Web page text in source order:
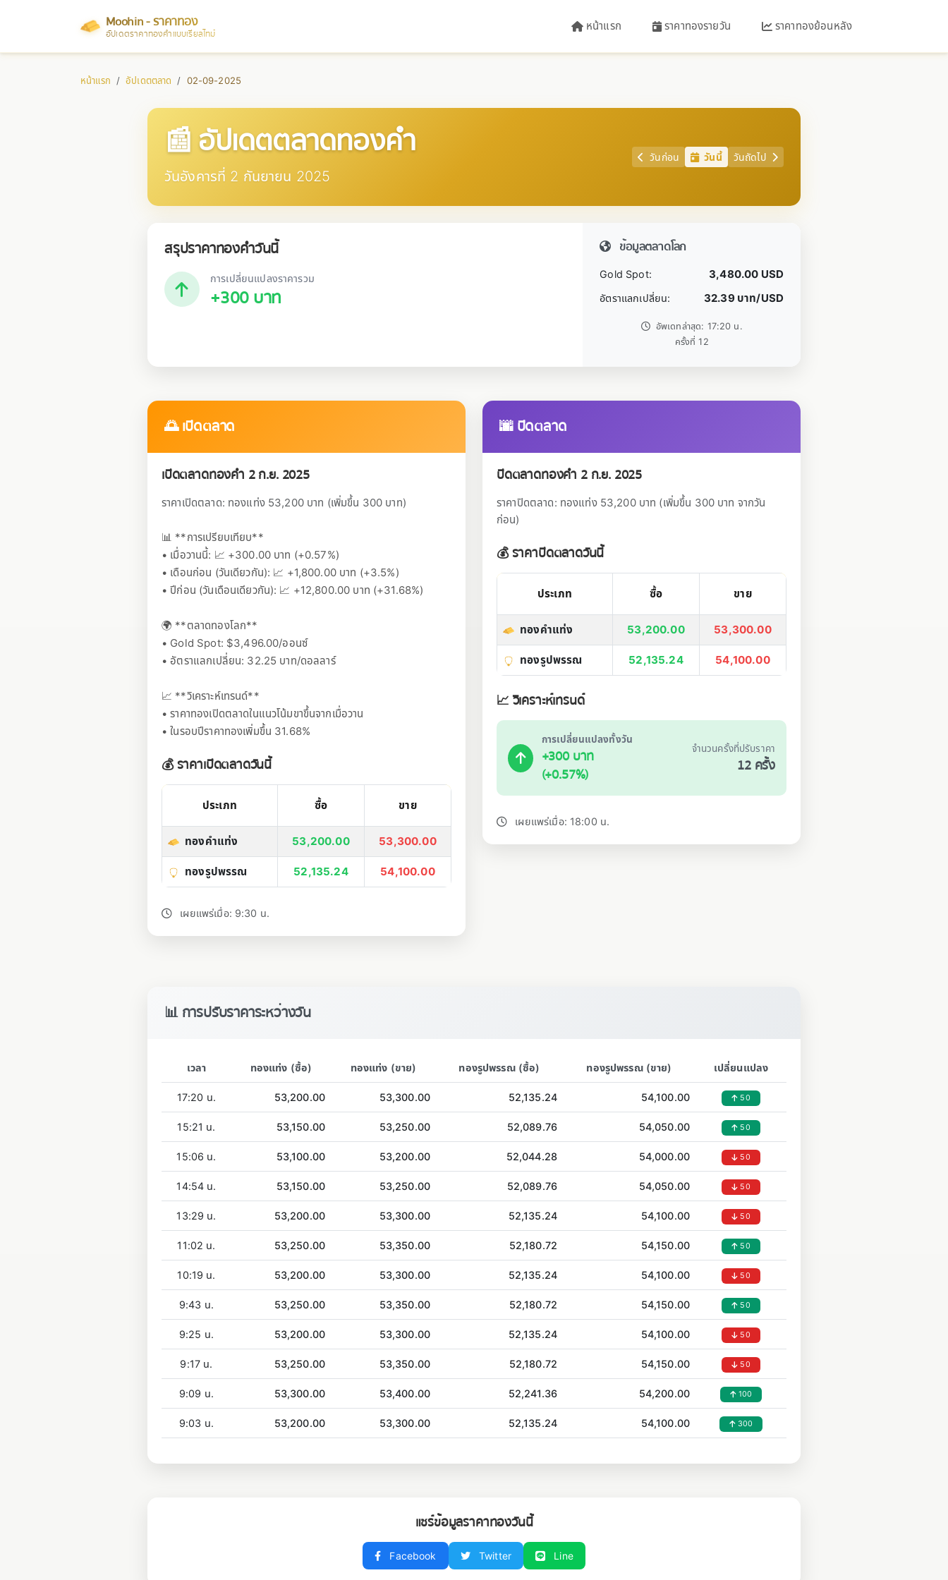
Moohin - ราคาทอง
อัปเดตราคาทองคำแบบเรียลไทม์
หน้าแรก ราคาทองรายวัน ราคาทองย้อนหลัง
หน้าแรก อัปเดตตลาด 02-09-2025
📰 อัปเดตตลาดทองคำ
วันอังคารที่ 2 กันยายน 2025
วันก่อน วันนี้ วันถัดไป
สรุปราคาทองคำวันนี้
การเปลี่ยนแปลงราคารวม
+300 บาท
ข้อมูลตลาดโลก
Gold Spot: 3,480.00 USD
อัตราแลกเปลี่ยน: 32.39 บาท/USD
อัพเดทล่าสุด: 17:20 น.
ครั้งที่ 12
🌅 เปิดตลาด
เปิดตลาดทองคำ 2 ก.ย. 2025
ราคาเปิดตลาด: ทองแท่ง 53,200 บาท (เพิ่มขึ้น 300 บาท)
📊 **การเปรียบเทียบ**
• เมื่อวานนี้: 📈 +300.00 บาท (+0.57%)
• เดือนก่อน (วันเดียวกัน): 📈 +1,800.00 บาท (+3.5%)
• ปีก่อน (วันเดือนเดียวกัน): 📈 +12,800.00 บาท (+31.68%)
🌍 **ตลาดทองโลก**
• Gold Spot: $3,496.00/ออนซ์
• อัตราแลกเปลี่ยน: 32.25 บาท/ดอลลาร์
📈 **วิเคราะห์เทรนด์**
• ราคาทองเปิดตลาดในแนวโน้มขาขึ้นจากเมื่อวาน
• ในรอบปีราคาทองเพิ่มขึ้น 31.68%
💰 ราคาเปิดตลาดวันนี้
ประเภท ซื้อ ขาย
ทองคำแท่ง 53,200.00 53,300.00
ทองรูปพรรณ 52,135.24 54,100.00
เผยแพร่เมื่อ: 9:30 น.
🌆 ปิดตลาด
ปิดตลาดทองคำ 2 ก.ย. 2025
ราคาปิดตลาด: ทองแท่ง 53,200 บาท (เพิ่มขึ้น 300 บาท จากวัน
ก่อน)
💰 ราคาปิดตลาดวันนี้
ประเภท ซื้อ ขาย
ทองคำแท่ง 53,200.00 53,300.00
ทองรูปพรรณ 52,135.24 54,100.00
📈 วิเคราะห์เทรนด์
การเปลี่ยนแปลงทั้งวัน
+300 บาท
(+0.57%)
จำนวนครั้งที่ปรับราคา
12 ครั้ง
เผยแพร่เมื่อ: 18:00 น.
📊 การปรับราคาระหว่างวัน
เวลา ทองแท่ง (ซื้อ) ทองแท่ง (ขาย) ทองรูปพรรณ (ซื้อ) ทองรูปพรรณ (ขาย) เปลี่ยนแปลง
17:20 น. 53,200.00 53,300.00 52,135.24 54,100.00 50
15:21 น. 53,150.00 53,250.00 52,089.76 54,050.00 50
15:06 น. 53,100.00 53,200.00 52,044.28 54,000.00 50
14:54 น. 53,150.00 53,250.00 52,089.76 54,050.00 50
13:29 น. 53,200.00 53,300.00 52,135.24 54,100.00 50
11:02 น. 53,250.00 53,350.00 52,180.72 54,150.00 50
10:19 น. 53,200.00 53,300.00 52,135.24 54,100.00 50
9:43 น. 53,250.00 53,350.00 52,180.72 54,150.00 50
9:25 น. 53,200.00 53,300.00 52,135.24 54,100.00 50
9:17 น. 53,250.00 53,350.00 52,180.72 54,150.00 50
9:09 น. 53,300.00 53,400.00 52,241.36 54,200.00 100
9:03 น. 53,200.00 53,300.00 52,135.24 54,100.00 300
แชร์ข้อมูลราคาทองวันนี้
Facebook Twitter Line